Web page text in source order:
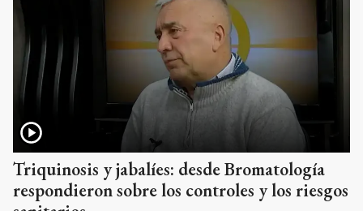
Triquinosis y jabalíes: desde Bromatología
respondieron sobre los controles y los riesgos